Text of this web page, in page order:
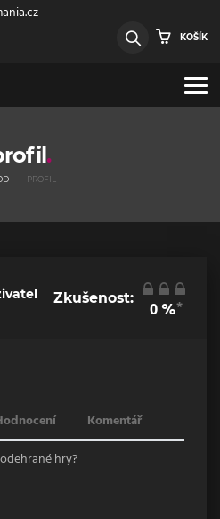
KOŠÍK
PROFIL
Zkušenost:
0%*
Komentář
hry?